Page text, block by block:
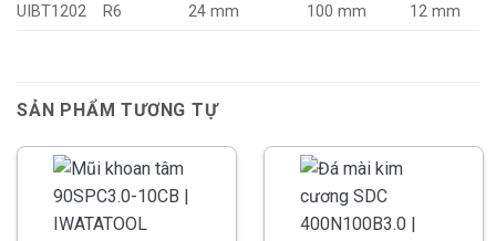
UIBT1202
R6 24 mm 100 mm 12 mm
SẢN PHẨM TƯƠNG TỰ